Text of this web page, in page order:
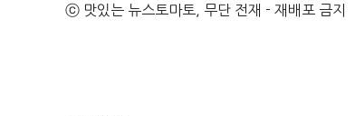
ⓒ 맛있는 뉴스토마토, 무단 전재 - 재배포 금지